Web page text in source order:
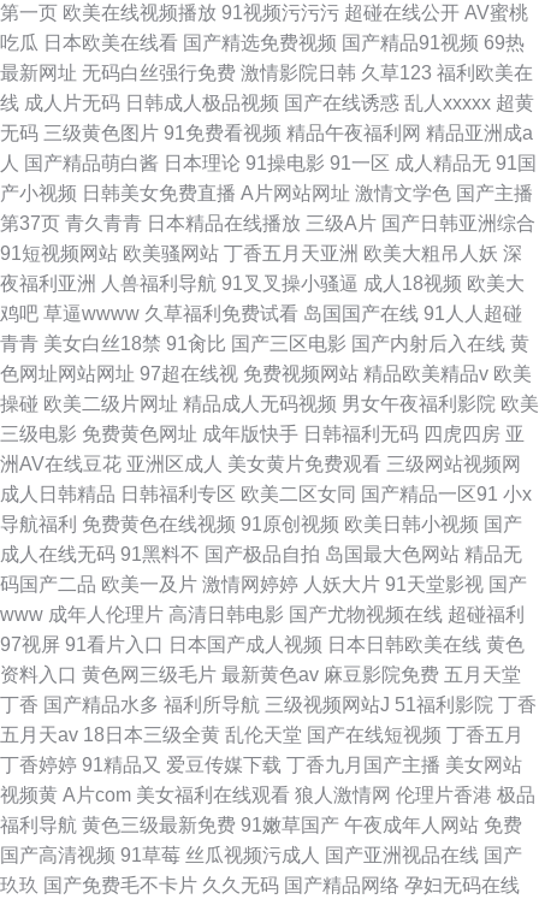
第一页 欧美在线视频播放 91视频污污污 超碰在线公开 AV蜜桃
吃瓜 日本欧美在线看 国产精选免费视频 国产精品91视频 69热
最新网址 无码白丝强行免费 激情影院日韩 久草123 福利欧美在
线 成人片无码 日韩成人极品视频 国产在线诱惑 乱人xxxxx 超黄
无码 三级黄色图片 91免费看视频 精品午夜福利网 精品亚洲成a
人 国产精品萌白酱 日本理论 91操电影 91一区 成人精品无 91国
产小视频 日韩美女免费直播 A片网站网址 激情文学色 国产主播
第37页 青久青青 日本精品在线播放 三级A片 国产日韩亚洲综合
91短视频网站 欧美骚网站 丁香五月天亚洲 欧美大粗吊人妖 深
夜福利亚洲
人兽福利导航 91叉叉操小骚逼 成人18视频 欧美大
鸡吧 草逼wwww 久草福利免费试看 岛国国产在线 91人人超碰
青青 美女白丝18禁 91肏比 国产三区电影 国产内射后入在线 黄
色网址网站网址 97超在线视 免费视频网站 精品欧美精品v 欧美
操碰 欧美二级片网址 精品成人无码视频 男女午夜福利影院 欧美
三级电影 免费黄色网址 成年版快手 日韩福利无码 四虎四房 亚
洲AV在线豆花 亚洲区成人 美女黄片免费观看 三级网站视频网
成人日韩精品 日韩福利专区 欧美二区女同 国产精品一区91 小x
导航福利 免费黄色在线视频 91原创视频 欧美日韩小视频 国产
成人在线无码 91黑料不 国产极品自拍 岛国最大色网站 精品无
码国产二品 欧美一及片 激情网婷婷 人妖大片 91天堂影视 国产
www 成年人伦理片 高清日韩电影 国产尤物视频在线 超碰福利
97视屏 91看片入口 日本国产成人视频 日本日韩欧美在线 黄色
资料入口 黄色网三级毛片 最新黄色av 麻豆影院免费 五月天堂
丁香 国产精品水多 福利所导航 三级视频网站J 51福利影院 丁香
五月天av 18日本三级全黄 乱伦天堂 国产在线短视频 丁香五月
丁香婷婷 91精品又 爱豆传媒下载 丁香九月国产主播 美女网站
视频黄 A片com 美女福利在线观看 狼人激情网 伦理片香港 极品
福利导航 黄色三级最新免费 91嫩草国产 午夜成年人网站 免费
国产高清视频 91草莓 丝瓜视频污成人 国产亚洲视品在线 国产
玖玖 国产免费毛不卡片 久久无码 国产精品网络 孕妇无码在线